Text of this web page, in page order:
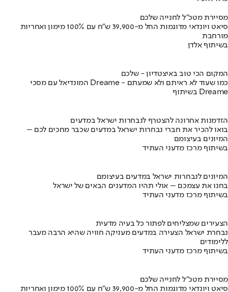
מסיירת מטכ"ל לחנייה שלכם
סיאט ויונדאי מדוגמות החל מ-39,900 ש״ח עם 100% מימון ואחריות
מורחבת
בשיתוף אלדן
המקום הכי טוב באיצטדיון - שלכם
המונדיאל עם מסכי Dreame - כמו שעוד לא ראיתם ולא שמעתם
בשיתוף Dreame
הזדמנות אחרונה להצטרף לנבחרות ישראל במדעים
בואו להכיר את חברי נבחרות ישראל במדעים שכבר מחכים לכם –
המיונים בעיצומם
בשיתוף מרכז מדעני העתיד
המיונים לנבחרות ישראל במדעים בעיצומם
בחנו את עצמכם – אולי תהיו המדענים הבאים של ישראל
בשיתוף מרכז מדעני העתיד
הצעירים שמצליחים לפתור כל בעיה מדעית
נבחרת ישראל הצעירה במדעים מעניקה חוויה שהיא הרבה מעבר
ללימודים
בשיתוף מרכז מדעני העתיד
מסיירת מטכ"ל לחנייה שלכם
סיאט ויונדאי מדוגמות החל מ-39,900 ש״ח עם 100% מימון ואחריות